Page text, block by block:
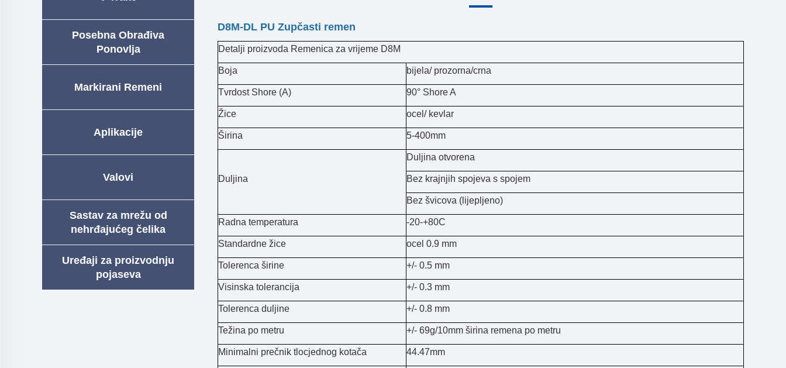
Posebna Obrađiva
Ponovlja
Markirani Remeni
Aplikacije
Valovi
Sastav za mrežu od
nehrđajućeg čelika
Uređaji za proizvodnju
pojaseva
D8M-DL PU Zupčasti remen
Detalji proizvoda Remenica za vrijeme D8M
Boja bijela/ prozorna/crna
Tvrdost Shore (A) 90° Shore A
Žice ocel/ kevlar
Širina 5-400mm
Duljina
Duljina otvorena
Bez krajnjih spojeva s spojem
Bez švicova (lijepljeno)
Radna temperatura -20-+80C
Standardne žice ocel 0.9 mm
Tolerenca širine +/- 0.5 mm
Visinska tolerancija +/- 0.3 mm
Tolerenca duljine +/- 0.8 mm
Težina po metru +/- 69g/10mm širina remena po metru
Minimalni prečnik tlocjednog kotača 44.47mm